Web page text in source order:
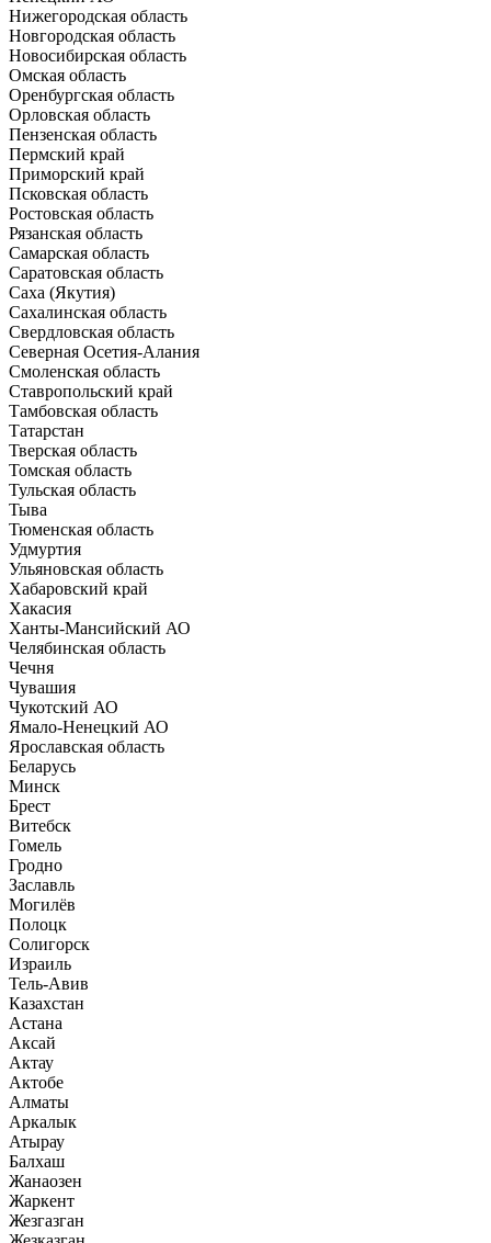
Нижегородская область
Новгородская область
Новосибирская область
Омская область
Оренбургская область
Орловская область
Пензенская область
Пермский край
Приморский край
Псковская область
Ростовская область
Рязанская область
Самарская область
Саратовская область
Саха (Якутия)
Сахалинская область
Свердловская область
Северная Осетия-Алания
Смоленская область
Ставропольский край
Тамбовская область
Татарстан
Тверская область
Томская область
Тульская область
Тыва
Тюменская область
Удмуртия
Ульяновская область
Хабаровский край
Хакасия
Ханты-Мансийский АО
Челябинская область
Чечня
Чувашия
Чукотский АО
Ямало-Ненецкий АО
Ярославская область
Беларусь
Минск
Брест
Витебск
Гомель
Гродно
Заславль
Могилёв
Полоцк
Солигорск
Израиль
Тель-Авив
Казахстан
Астана
Аксай
Актау
Актобе
Алматы
Аркалык
Атырау
Балхаш
Жанаозен
Жаркент
Жезгазган